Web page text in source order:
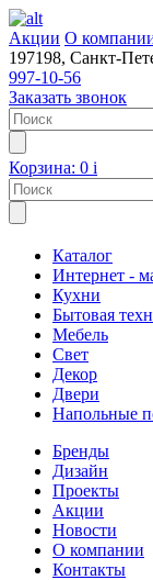
Акции О
197198, Санкт-
997-10-56
Заказать звонок
Корзина: 0 i
Каталог
Интернет -
Кухни
Бытовая
Мебель
Свет
Декор
Двери
Напольные
Бренды
Дизайн
Проекты
Акции
Новости
О компании
Контакты